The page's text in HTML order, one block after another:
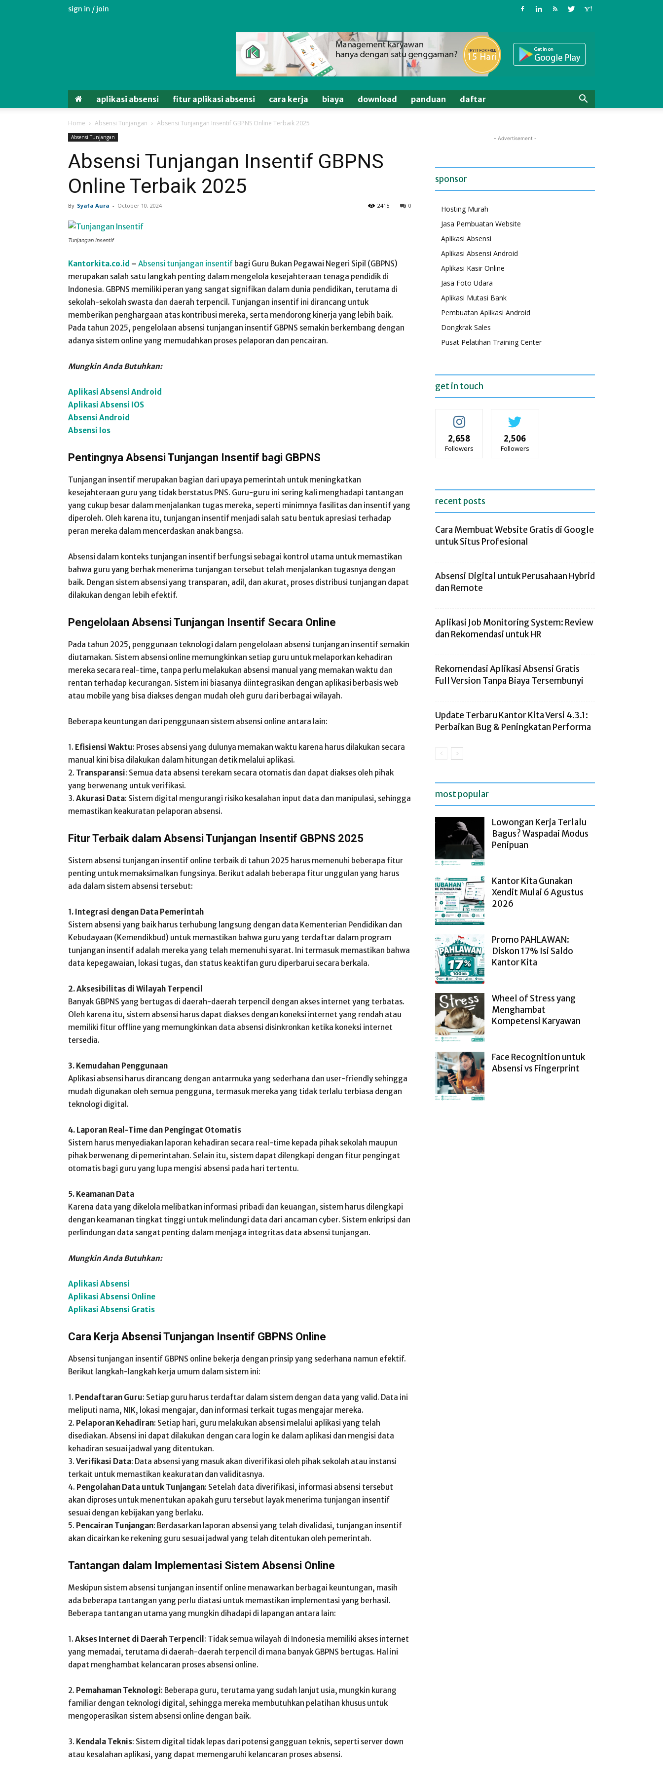
sign in / join
aplikasi absensi fitur aplikasi absensi cara kerja biaya download panduan daftar
Home Absensi Tunjangan Absensi Tunjangan Insentif GBPNS Online Terbaik 2025
Absensi Tunjangan
Absensi Tunjangan Insentif GBPNS
Online Terbaik 2025
By Syafa Aura - October 10, 2024 0
2415
Tunjangan Insentif
Kantorkita.co.id – Absensi tunjangan insentif bagi Guru Bukan Pegawai Negeri Sipil (GBPNS)
merupakan salah satu langkah penting dalam mengelola kesejahteraan tenaga pendidik di
Indonesia. GBPNS memiliki peran yang sangat signifikan dalam dunia pendidikan, terutama di
sekolah-sekolah swasta dan daerah terpencil. Tunjangan insentif ini dirancang untuk
memberikan penghargaan atas kontribusi mereka, serta mendorong kinerja yang lebih baik.
Pada tahun 2025, pengelolaan absensi tunjangan insentif GBPNS semakin berkembang dengan
adanya sistem online yang memudahkan proses pelaporan dan pencairan.
Mungkin Anda Butuhkan:
Aplikasi Absensi Android
Aplikasi Absensi IOS
Absensi Android
Absensi Ios
Pentingnya Absensi Tunjangan Insentif bagi GBPNS
Tunjangan insentif merupakan bagian dari upaya pemerintah untuk meningkatkan
kesejahteraan guru yang tidak berstatus PNS. Guru-guru ini sering kali menghadapi tantangan
yang cukup besar dalam menjalankan tugas mereka, seperti minimnya fasilitas dan insentif yang
diperoleh. Oleh karena itu, tunjangan insentif menjadi salah satu bentuk apresiasi terhadap
peran mereka dalam mencerdaskan anak bangsa.
Absensi dalam konteks tunjangan insentif berfungsi sebagai kontrol utama untuk memastikan
bahwa guru yang berhak menerima tunjangan tersebut telah menjalankan tugasnya dengan
baik. Dengan sistem absensi yang transparan, adil, dan akurat, proses distribusi tunjangan dapat
dilakukan dengan lebih efektif.
Pengelolaan Absensi Tunjangan Insentif Secara Online
Pada tahun 2025, penggunaan teknologi dalam pengelolaan absensi tunjangan insentif semakin
diutamakan. Sistem absensi online memungkinkan setiap guru untuk melaporkan kehadiran
mereka secara real-time, tanpa perlu melakukan absensi manual yang memakan waktu dan
rentan terhadap kecurangan. Sistem ini biasanya diintegrasikan dengan aplikasi berbasis web
atau mobile yang bisa diakses dengan mudah oleh guru dari berbagai wilayah.
Beberapa keuntungan dari penggunaan sistem absensi online antara lain:
1. Efisiensi Waktu: Proses absensi yang dulunya memakan waktu karena harus dilakukan secara
manual kini bisa dilakukan dalam hitungan detik melalui aplikasi.
2. Transparansi: Semua data absensi terekam secara otomatis dan dapat diakses oleh pihak
yang berwenang untuk verifikasi.
3. Akurasi Data: Sistem digital mengurangi risiko kesalahan input data dan manipulasi, sehingga
memastikan keakuratan pelaporan absensi.
Fitur Terbaik dalam Absensi Tunjangan Insentif GBPNS 2025
Sistem absensi tunjangan insentif online terbaik di tahun 2025 harus memenuhi beberapa fitur
penting untuk memaksimalkan fungsinya. Berikut adalah beberapa fitur unggulan yang harus
ada dalam sistem absensi tersebut:
1. Integrasi dengan Data Pemerintah
Sistem absensi yang baik harus terhubung langsung dengan data Kementerian Pendidikan dan
Kebudayaan (Kemendikbud) untuk memastikan bahwa guru yang terdaftar dalam program
tunjangan insentif adalah mereka yang telah memenuhi syarat. Ini termasuk memastikan bahwa
data kepegawaian, lokasi tugas, dan status keaktifan guru diperbarui secara berkala.
2. Aksesibilitas di Wilayah Terpencil
Banyak GBPNS yang bertugas di daerah-daerah terpencil dengan akses internet yang terbatas.
Oleh karena itu, sistem absensi harus dapat diakses dengan koneksi internet yang rendah atau
memiliki fitur offline yang memungkinkan data absensi disinkronkan ketika koneksi internet
tersedia.
3. Kemudahan Penggunaan
Aplikasi absensi harus dirancang dengan antarmuka yang sederhana dan user-friendly sehingga
mudah digunakan oleh semua pengguna, termasuk mereka yang tidak terlalu terbiasa dengan
teknologi digital.
4. Laporan Real-Time dan Pengingat Otomatis
Sistem harus menyediakan laporan kehadiran secara real-time kepada pihak sekolah maupun
pihak berwenang di pemerintahan. Selain itu, sistem dapat dilengkapi dengan fitur pengingat
otomatis bagi guru yang lupa mengisi absensi pada hari tertentu.
5. Keamanan Data
Karena data yang dikelola melibatkan informasi pribadi dan keuangan, sistem harus dilengkapi
dengan keamanan tingkat tinggi untuk melindungi data dari ancaman cyber. Sistem enkripsi dan
perlindungan data sangat penting dalam menjaga integritas data absensi tunjangan.
Mungkin Anda Butuhkan:
Aplikasi Absensi
Aplikasi Absensi Online
Aplikasi Absensi Gratis
Cara Kerja Absensi Tunjangan Insentif GBPNS Online
Absensi tunjangan insentif GBPNS online bekerja dengan prinsip yang sederhana namun efektif.
Berikut langkah-langkah kerja umum dalam sistem ini:
1. Pendaftaran Guru: Setiap guru harus terdaftar dalam sistem dengan data yang valid. Data ini
meliputi nama, NIK, lokasi mengajar, dan informasi terkait tugas mengajar mereka.
2. Pelaporan Kehadiran: Setiap hari, guru melakukan absensi melalui aplikasi yang telah
disediakan. Absensi ini dapat dilakukan dengan cara login ke dalam aplikasi dan mengisi data
kehadiran sesuai jadwal yang ditentukan.
3. Verifikasi Data: Data absensi yang masuk akan diverifikasi oleh pihak sekolah atau instansi
terkait untuk memastikan keakuratan dan validitasnya.
4. Pengolahan Data untuk Tunjangan: Setelah data diverifikasi, informasi absensi tersebut
akan diproses untuk menentukan apakah guru tersebut layak menerima tunjangan insentif
sesuai dengan kebijakan yang berlaku.
5. Pencairan Tunjangan: Berdasarkan laporan absensi yang telah divalidasi, tunjangan insentif
akan dicairkan ke rekening guru sesuai jadwal yang telah ditentukan oleh pemerintah.
Tantangan dalam Implementasi Sistem Absensi Online
Meskipun sistem absensi tunjangan insentif online menawarkan berbagai keuntungan, masih
ada beberapa tantangan yang perlu diatasi untuk memastikan implementasi yang berhasil.
Beberapa tantangan utama yang mungkin dihadapi di lapangan antara lain:
1. Akses Internet di Daerah Terpencil : Tidak semua wilayah di Indonesia memiliki akses internet
yang memadai, terutama di daerah-daerah terpencil di mana banyak GBPNS bertugas. Hal ini
dapat menghambat kelancaran proses absensi online.
2. Pemahaman Teknologi: Beberapa guru, terutama yang sudah lanjut usia, mungkin kurang
familiar dengan teknologi digital, sehingga mereka membutuhkan pelatihan khusus untuk
mengoperasikan sistem absensi online dengan baik.
3. Kendala Teknis: Sistem digital tidak lepas dari potensi gangguan teknis, seperti server down
atau kesalahan aplikasi, yang dapat memengaruhi kelancaran proses absensi.
- Advertisement -
sponsor
Hosting Murah
Jasa Pembuatan Website
Aplikasi Absensi
Aplikasi Absensi Android
Aplikasi Kasir Online
Jasa Foto Udara
Aplikasi Mutasi Bank
Pembuatan Aplikasi Android
Dongkrak Sales
Pusat Pelatihan Training Center
get in touch
2,658
Followers
2,506
Followers
recent posts
Cara Membuat Website Gratis di Google
untuk Situs Profesional
Absensi Digital untuk Perusahaan Hybrid
dan Remote
Aplikasi Job Monitoring System: Review
dan Rekomendasi untuk HR
Rekomendasi Aplikasi Absensi Gratis
Full Version Tanpa Biaya Tersembunyi
Update Terbaru Kantor Kita Versi 4.3.1:
Perbaikan Bug & Peningkatan Performa
most popular
Lowongan Kerja Terlalu
Bagus? Waspadai Modus
Penipuan
Kantor Kita Gunakan
Xendit Mulai 6 Agustus
2026
Promo PAHLAWAN:
Diskon 17% Isi Saldo
Kantor Kita
Wheel of Stress yang
Menghambat
Kompetensi Karyawan
Face Recognition untuk
Absensi vs Fingerprint